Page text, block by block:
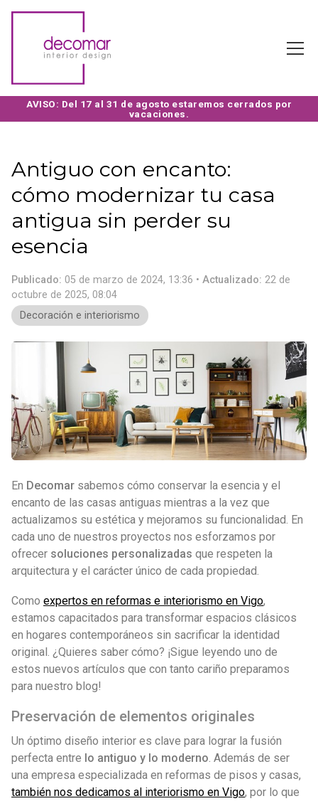
Antiguo con encanto:
cómo modernizar tu casa
antigua sin perder su
esencia
Publicado: 05 de marzo de 2024, 13:36 Actualizado: 22 de
octubre de 2025, 08:04
Decoración e interiorismo
En Decomar sabemos cómo conservar la esencia y el
encanto de las casas antiguas mientras a la vez que
actualizamos su estética y mejoramos su funcionalidad. En
cada uno de nuestros proyectos nos esforzamos por
ofrecer soluciones personalizadas que respeten la
arquitectura y el carácter único de cada propiedad.
Como expertos en reformas e interiorismo en Vigo,
estamos capacitados para transformar espacios clásicos
en hogares contemporáneos sin sacrificar la identidad
original. ¿Quieres saber cómo? ¡Sigue leyendo uno de
estos nuevos artículos que con tanto cariño preparamos
para nuestro blog!
Preservación de elementos originales
Un óptimo diseño interior es clave para lograr la fusión
perfecta entre lo antiguo y lo moderno. Además de ser
una empresa especializada en reformas de pisos y casas,
también nos dedicamos al interiorismo en Vigo, por lo que